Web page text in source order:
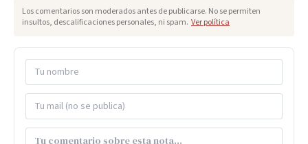
Los comentarios son moderados antes de publicarse. No se permiten
insultos, descalificaciones personales, ni spam. Ver política